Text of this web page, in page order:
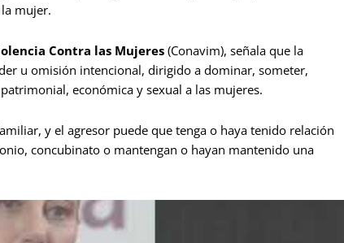
mujer.
Contra las Mujeres (Conavim), señala que la
u omisión intencional, dirigido a dominar, someter,
económica y sexual a las mujeres.
y el agresor puede que tenga o haya tenido relación
concubinato o mantengan o hayan mantenido una